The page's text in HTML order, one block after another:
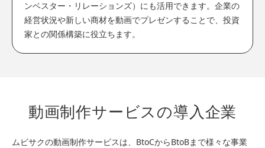
ンベスター・リレーションズ）にも活用できます。企業の
経営状況や新しい商材を動画でプレゼンすることで、投資
家との関係構築に役立ちます。
動画制作サービスの導入企業
ムビサクの動画制作サービスは、BtoCからBtoBまで様々な事業